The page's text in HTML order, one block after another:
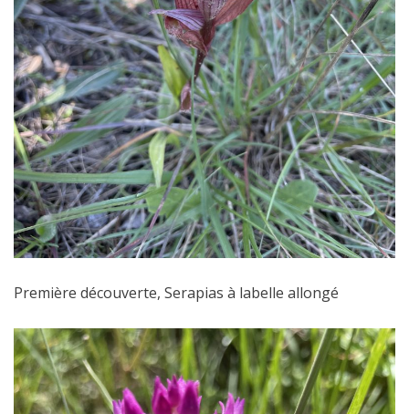
Première découverte, Serapias à labelle allongé